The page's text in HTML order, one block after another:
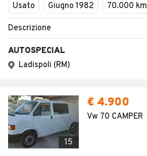
Usato Giugno 1982 70.000 km
Descrizione
AUTOSPECIAL
Ladispoli (RM)
15
€ 4.900
Vw 70 CAMPER